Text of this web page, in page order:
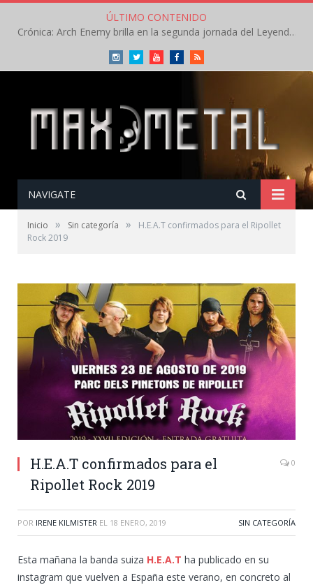
ÚLTIMO CONTENIDO
Crónica: Arch Enemy brilla en la segunda jornada del Leyendas del Rock – Jueves – Agosto 2026
InstagramTwitterYoutubeFacebookRSS
NAVIGATE
Inicio » Sin categoría »
H.E.A.T confirmados para el Ripollet
Rock 2019
H.E.A.T confirmados para el
Ripollet Rock 2019
0
POR IRENE KILMISTER EL 18 ENERO, 2019 SIN CATEGORÍA
Esta mañana la banda suiza H.E.A.T ha publicado en su
instagram que vuelven a España este verano, en concreto al